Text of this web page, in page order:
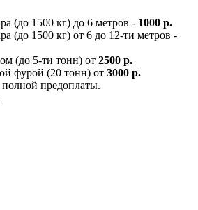
(до 1500 кг) до 6 метров - 1000 р.
(до 1500 кг) от 6 до 12-ти метров -
(до 5-ти тонн) от 2500 р.
фурой (20 тонн) от 3000 р.
полной предоплаты.